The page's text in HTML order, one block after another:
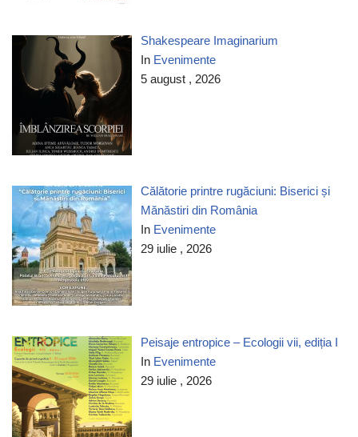
Shakespeare Imaginarium
In Evenimente
5 august , 2026
Călătorie printre rugăciuni: Biserici și
Mănăstiri din România
In Evenimente
29 iulie , 2026
Peisaje entropice – Ecologii vii, ediția I
In Evenimente
29 iulie , 2026